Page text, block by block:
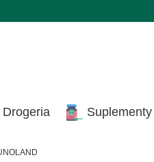
Drogeria Suplementy